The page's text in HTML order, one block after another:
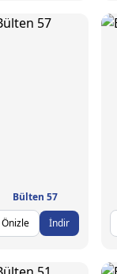
Bülten 57
Önizle
İndir